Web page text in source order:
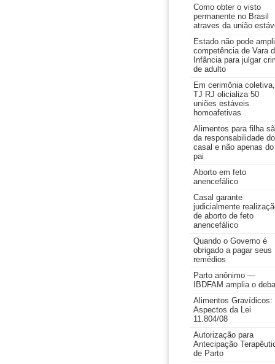
Como obter o visto
permanente no Brasil
atraves da união
Estado não pode
competência de Vara
Infância para julgar
de adulto
Em cerimônia coletiva,
TJ RJ olicializa 50
uniões estáveis
homoafetivas
Alimentos para filha
da responsabilidade do
casal e não apenas do
pai
Aborto em feto
anencefálico
Casal garante
judicialmente
de aborto de feto
anencefálico
Quando o Governo é
obrigado a pagar seus
remédios
Parto anônimo —
IBDFAM amplia o
Alimentos Gravídicos:
Aspectos da Lei
11.804/08
Autorização para
Antecipação
de Parto